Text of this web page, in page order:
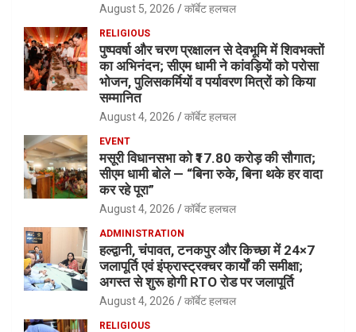
August 5, 2026 कॉर्बेट हलचल
RELIGIOUS
पुष्पवर्षा और चरण प्रक्षालन से देवभूमि में शिवभक्तों
का अभिनंदन; सीएम धामी ने कांवड़ियों को परोसा
भोजन, पुलिसकर्मियों व पर्यावरण मित्रों को किया
सम्मानित
August 4, 2026 कॉर्बेट हलचल
EVENT
मसूरी विधानसभा को ₹17.80 करोड़ की सौगात;
सीएम धामी बोले — “बिना रुके, बिना थके हर वादा
कर रहे पूरा”
August 4, 2026 कॉर्बेट हलचल
ADMINISTRATION
हल्द्वानी, चंपावत, टनकपुर और किच्छा में 24×7
जलापूर्ति एवं इंफ्रास्ट्रक्चर कार्यों की समीक्षा;
अगस्त से शुरू होगी RTO रोड पर जलापूर्ति
August 4, 2026 कॉर्बेट हलचल
RELIGIOUS